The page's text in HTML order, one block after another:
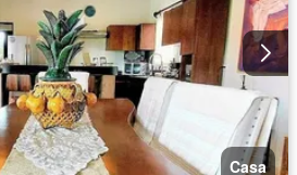
Casa